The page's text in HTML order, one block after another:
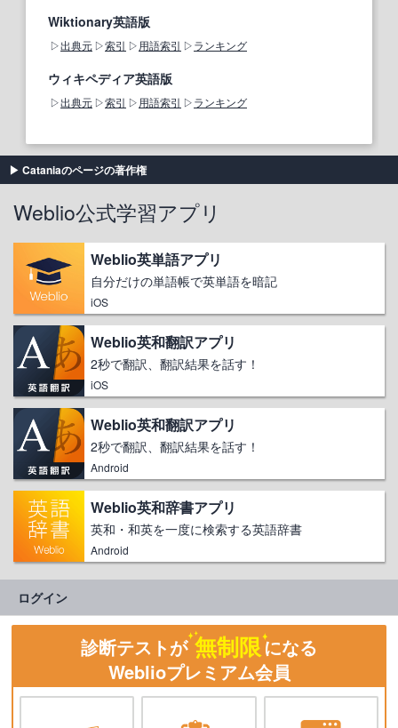
Wiktionary英語版
出典元 索引 用語索引 ランキング
ウィキペディア英語版
出典元 索引 用語索引 ランキング
Cataniaのページの著作権
Weblio公式学習アプリ
Weblio英単語アプリ
自分だけの単語帳で英単語を暗記
iOS
Weblio英和翻訳アプリ
2秒で翻訳、翻訳結果を話す！
iOS
Weblio英和翻訳アプリ
2秒で翻訳、翻訳結果を話す！
Android
Weblio英和辞書アプリ
英和・和英を一度に検索する英語辞書
Android
ログイン
診断テストが 無制限になる
Weblioプレミアム会員